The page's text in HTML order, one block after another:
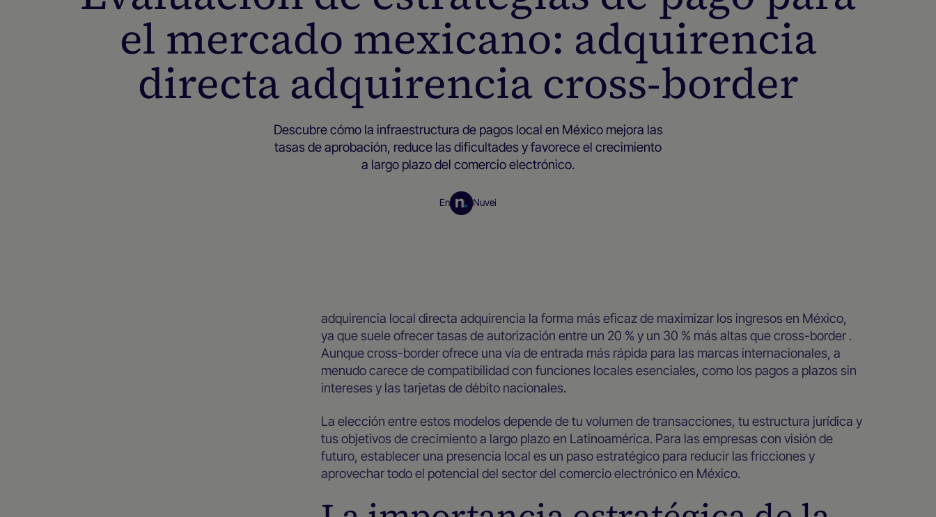
el mercado mexicano: adquirencia
directa adquirencia cross-border
Descubre cómo la infraestructura de pagos local en México mejora las
tasas de aprobación, reduce las dificultades y favorece el crecimiento
a largo plazo del comercio electrónico.
En Nuvei
adquirencia local directa adquirencia la forma más eficaz de maximizar los ingresos en México,
ya que suele ofrecer tasas de autorización entre un 20 % y un 30 % más altas que cross-border .
Aunque cross-border ofrece una vía de entrada más rápida para las marcas internacionales, a
menudo carece de compatibilidad con funciones locales esenciales, como los pagos a plazos sin
intereses y las tarjetas de débito nacionales.
La elección entre estos modelos depende de tu volumen de transacciones, tu estructura jurídica y
tus objetivos de crecimiento a largo plazo en Latinoamérica. Para las empresas con visión de
futuro, establecer una presencia local es un paso estratégico para reducir las fricciones y
aprovechar todo el potencial del sector del comercio electrónico en México.